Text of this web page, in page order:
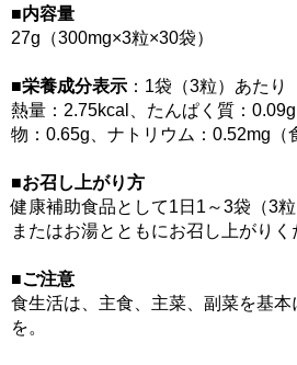
■内容量
27g（300mg×3粒×30袋）
■栄養成分表示 ：1袋（3粒）あたり
熱量：2.75kcal、たんぱく質：
物：0.65g、ナトリウム：0.52mg（
■お召し上がり方
健康補助食品として1日1～3袋（3
またはお湯とともにお召し上がりく
■ご注意
食生活は、主食、主菜、副菜を基本
を。